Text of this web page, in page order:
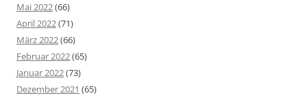
Mai 2022(66)
April 2022(71)
März 2022(66)
Februar 2022(65)
Januar 2022(73)
Dezember 2021 (65)